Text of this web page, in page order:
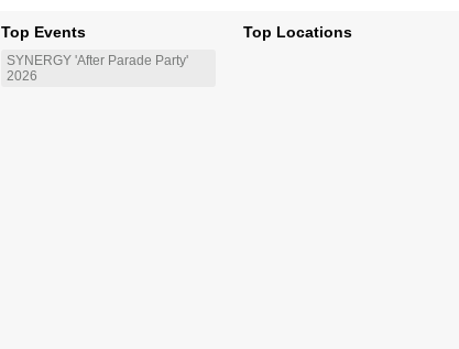
Top Events
SYNERGY 'After Parade Party'
2026
Top Locations